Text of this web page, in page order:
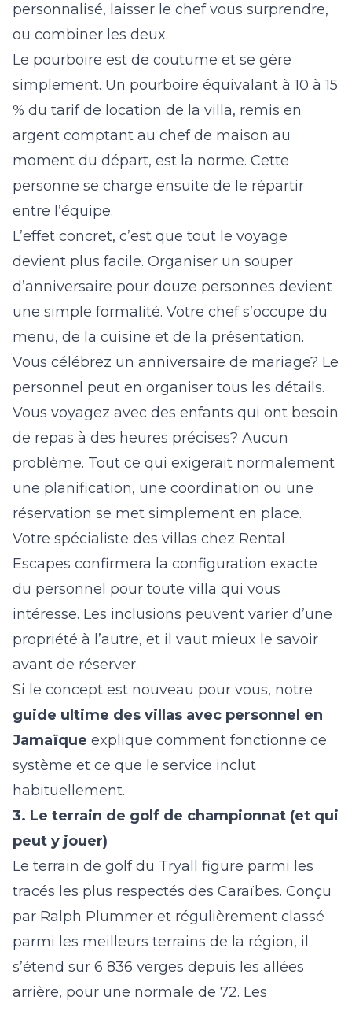
personnalisé, laisser le chef vous surprendre,
ou combiner les deux.
Le pourboire est de coutume et se gère
simplement. Un pourboire équivalant à 10 à 15
% du tarif de location de la villa, remis en
argent comptant au chef de maison au
moment du départ, est la norme. Cette
personne se charge ensuite de le répartir
entre l’équipe.
L’effet concret, c’est que tout le voyage
devient plus facile. Organiser un souper
d’anniversaire pour douze personnes devient
une simple formalité. Votre chef s’occupe du
menu, de la cuisine et de la présentation.
Vous célébrez un anniversaire de mariage? Le
personnel peut en organiser tous les détails.
Vous voyagez avec des enfants qui ont besoin
de repas à des heures précises? Aucun
problème. Tout ce qui exigerait normalement
une planification, une coordination ou une
réservation se met simplement en place.
Votre spécialiste des villas chez Rental
Escapes confirmera la configuration exacte
du personnel pour toute villa qui vous
intéresse. Les inclusions peuvent varier d’une
propriété à l’autre, et il vaut mieux le savoir
avant de réserver.
Si le concept est nouveau pour vous, notre
guide ultime des villas avec personnel en
Jamaïque explique comment fonctionne ce
système et ce que le service inclut
habituellement.
3. Le terrain de golf de championnat (et qui
peut y jouer)
Le terrain de golf du Tryall figure parmi les
tracés les plus respectés des Caraïbes. Conçu
par Ralph Plummer et régulièrement classé
parmi les meilleurs terrains de la région, il
s’étend sur 6 836 verges depuis les allées
arrière, pour une normale de 72. Les